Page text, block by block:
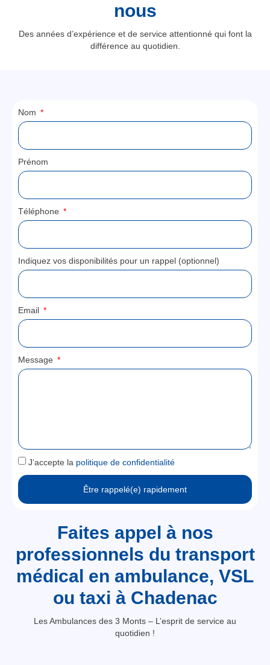
nous
Des années d’expérience et de service attentionné qui font la
différence au quotidien.
Faites appel à nos
professionnels du transport
médical en ambulance, VSL
ou taxi à Chadenac
Les Ambulances des 3 Monts – L’esprit de service au
quotidien !
Nom
Prénom
Téléphone
Indiquez vos disponibilités pour un rappel (optionnel)
Email
Message
J’accepte la politique de confidentialité
Être rappelé(e) rapidement